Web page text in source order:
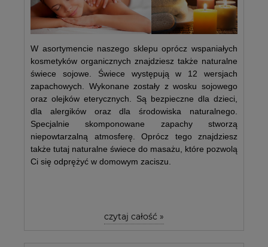
W asortymencie naszego sklepu oprócz wspaniałych
kosmetyków organicznych znajdziesz także naturalne
świece sojowe. Świece występują w 12 wersjach
zapachowych. Wykonane zostały z wosku sojowego
oraz olejków eterycznych. Są bezpieczne dla dzieci,
dla alergików oraz dla środowiska naturalnego.
Specjalnie skomponowane zapachy stworzą
niepowtarzalną atmosferę. Oprócz tego znajdziesz
także tutaj naturalne świece do masażu, które pozwolą
Ci się odprężyć w domowym zaciszu.
czytaj całość »